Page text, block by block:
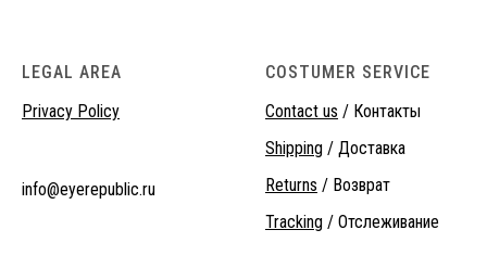
LEGAL AREA
Privacy Policy
info@eyerepublic.ru
COSTUMER SERVICE
Contact us / Контакты
Shipping / Доставка
Returns / Возврат
Tracking / Отслеживание